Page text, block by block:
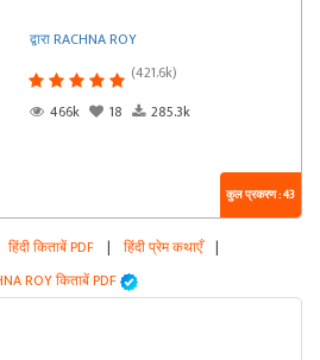
द्वारा RACHNA ROY
(421.6k)
466k
18 285.3k
कुल प्रकरण : 43
हिंदी किताबें PDF | हिंदी प्रेम कथाएँ |
ROY किताबें PDF